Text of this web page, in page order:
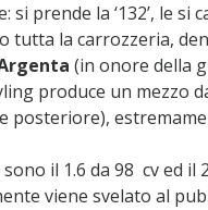
si prende la ‘132’, le
tutta la carrozzeria,
(in onore della
produce un mezzo
posteriore),
il 1.6 da 98 cv ed il
viene svelato al